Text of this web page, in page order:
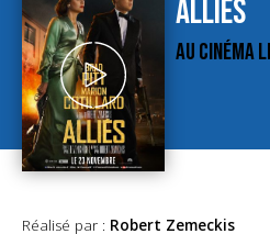
ALLIÉS
AU CINÉMA
Réalisé par : Robert Zemeckis